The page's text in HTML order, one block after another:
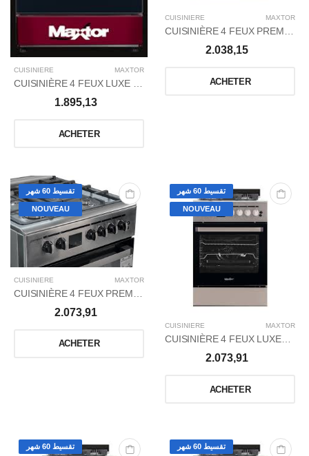
CUISINIERE MAXTOR
CUISINIÈRE 4 FEUX LUXE + WOK RED
1.895,13
ACHETER
CUISINIERE MAXTOR
CUISINIÈRE 4 FEUX PREMIUM+ POWER WOK NOIR - DIGITAL
2.038,15
ACHETER
تقسيط 60 شهر
NOUVEAU
CUISINIERE MAXTOR
2.073,91
ACHETER
تقسيط 60 شهر
NOUVEAU
CUISINIERE MAXTOR
CUISINIÈRE 4 FEUX LUXE+ POWER WOK INOX
2.073,91
ACHETER
تقسيط 60 شهر تقسيط 60 شهر